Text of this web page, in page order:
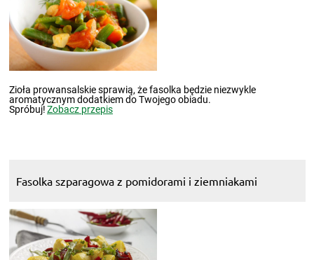
Zioła prowansalskie sprawią, że fasolka będzie niezwykle
aromatycznym dodatkiem do Twojego obiadu.
Spróbuj!Zobacz przepis
Fasolka szparagowa z pomidorami i ziemniakami